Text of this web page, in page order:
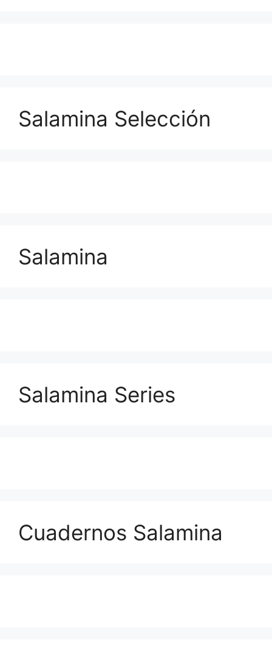
Salamina Selección
Salamina
Salamina Series
Cuadernos Salamina